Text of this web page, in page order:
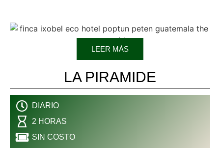
LEER MÁS
LA PIRAMIDE
DIARIO
2 HORAS
SIN COSTO